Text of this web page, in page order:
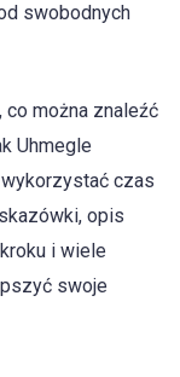
swobodnych
można znaleźć
Uhmegle
czas
opis
i wiele
swoje